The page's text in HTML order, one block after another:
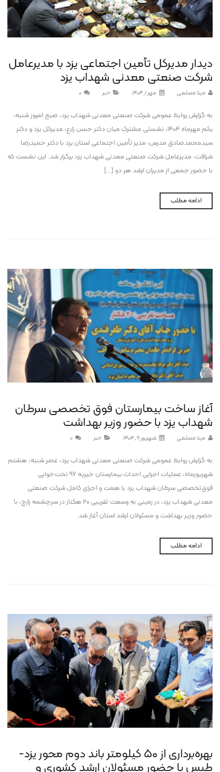
دیدار مدیرکل تأمین اجتماعی یزد با مدیرعامل
شرکت صنعتی معدنی شهداب یزد
مینا مسلمی مهر 1, 1404 خبر 0
به گزارش روابط عمومی شرکت صنعتی معدنی شهداب یزد، صبح امروز شنبه،
یکم مهرماه ۱۴۰۴، نشستی مشترک میان دکتر حسن زارع، مدیرکل یزد و دکتر
سیدمحمدصادق مدرس، مدیر تأمین اجتماعی استان یزد با دکتر حمیدرضا
شرافت، مدیرعامل شرکت صنعتی معدنی شهداب یزد برگزار شد. این نشست که
با حضور جمعی از مدیران ارشد هر دو […]
ادامه مطلب
آغاز ساخت بیمارستان فوق تخصصی سرطان
شهداب یزد با حضور وزیر بهداشت
مینا مسلمی شهریور 9, 1404 خبر 0
به گزارش روابط عمومی شرکت صنعتی معدنی شهداب یزد، عصر شنبه، هشتم
شهریورماه، عملیات اجرایی احداث بیمارستان خیریه ۹۶ تخت‌خوابی
فوق‌تخصصی سرطان شهداب یزد با همت و اجرای کامل شرکت صنعتی
معدنی شهداب یزد، در زمینی به وسعت تقریبی ۲۰ هکتار در سرچشمه زارچ، با
حضور وزیر بهداشت و مسئولان ارشد استان آغاز شد.
ادامه مطلب
بهره‌برداری از ۵۰ کیلومتر باند دوم محور یزد-
طبس با حضور مسئولان ارشد کشوری و